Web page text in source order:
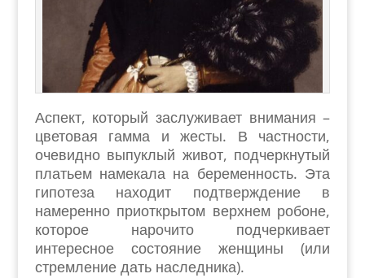
Аспект, который заслуживает внимания –
цветовая гамма и жесты. В частности,
очевидно выпуклый живот, подчеркнутый
платьем намекала на беременность. Эта
гипотеза находит подтверждение в
намеренно приоткрытом верхнем робоне,
которое нарочито подчеркивает
интересное состояние женщины (или
стремление дать наследника).